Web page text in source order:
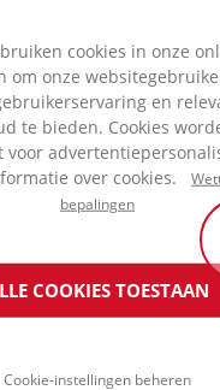
cookies in onze
om onze
en
te bieden. Cookies
voor
over cookies.
bepalingen
COOKIES TOESTAAN
Cookie-instellingen beheren
van metselwerk
TOEPASSING